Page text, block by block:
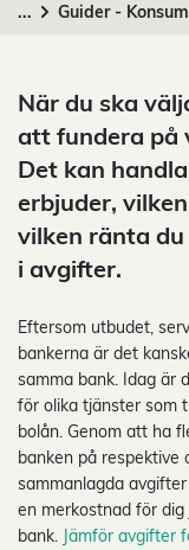
... Guider -
När du ska
att fundera på
Det kan
erbjuder,
vilken ränta
i avgifter.
Eftersom utbudet,
bankerna är det
samma bank. Idag är
för olika tjänster som
bolån. Genom att ha
banken på respektive
sammanlagda
en merkostnad för
bank. Jämför avgifter